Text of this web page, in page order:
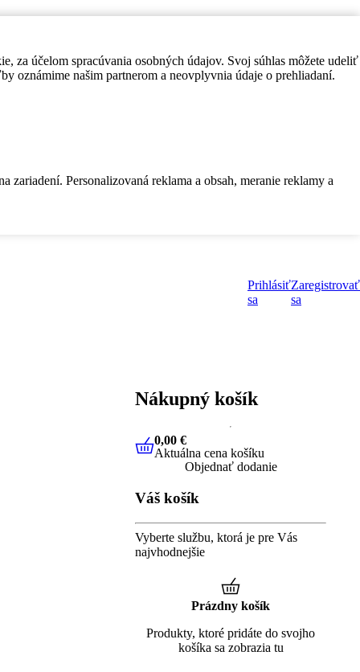
za účelom spracúvania osobných údajov. Svoj súhlas môžete udeliť
oznámime našim partnerom a neovplyvnia údaje o prehliadaní.
Personalizovaná reklama a obsah, meranie reklamy a
Prihlásiť
sa
Zaregistrovať
sa
Nákupný košík
0,00 €Aktuálna cena košíku
0,00 €
Aktuálna cena košíku
Objednať dodanie
Váš košík
Vyberte službu, ktorá je pre Vás
najvhodnejšie
Prázdny košík
Produkty, ktoré pridáte do svojho
košíka sa zobrazia tu